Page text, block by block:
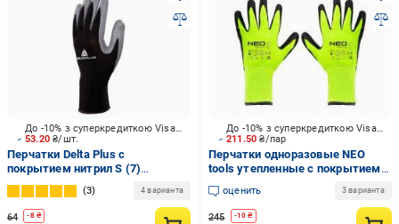
53.20₴/шт.
До -10% з суперкредиткою Visa Вигода
Перчатки Delta Plus с
покрытием нитрил S (7)
WUAVE712GR07
3 4 варианта
64 -8₴
211.50₴/пар
До -10% з суперкредиткою Visa Вигода
Перчатки одноразовые NEO
tools утепленные с покрытием
латекс M (8) 97-613
оценить 3 варианта
245 -10 ₴